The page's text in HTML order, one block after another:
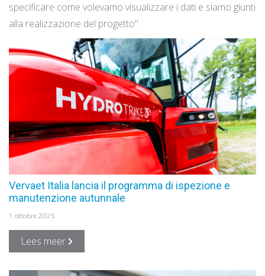
specificare come volevamo visualizzare i dati e siamo giunti
alla realizzazione del progetto".
Vervaet Italia lancia il programma di ispezione e
manutenzione autunnale
1 ottobre 2025
Lees meer